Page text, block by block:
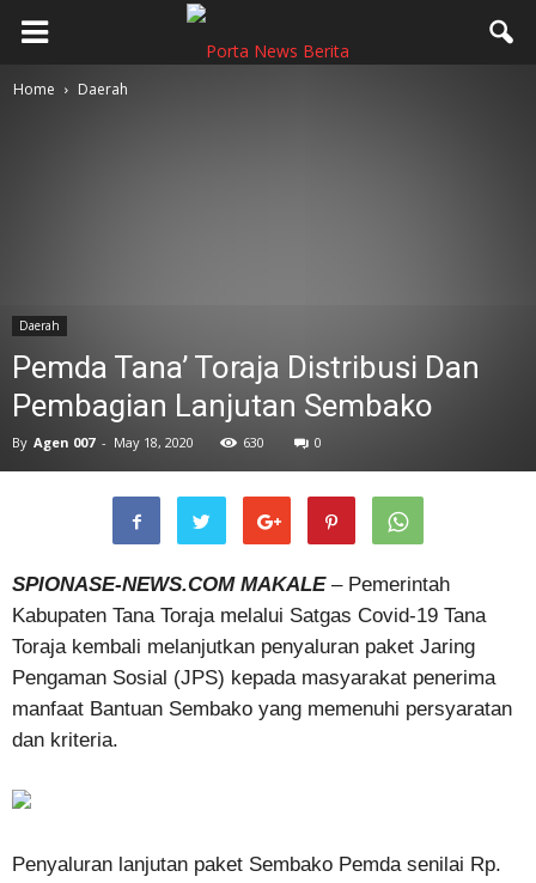
Home Daerah
Daerah
Pemda Tana’ Toraja Distribusi Dan
Pembagian Lanjutan Sembako
By Agen 007 - May 18, 2020 630 0
SPIONASE-NEWS.COM MAKALE– Pemerintah
Kabupaten Tana Toraja melalui Satgas Covid-19 Tana
Toraja kembali melanjutkan penyaluran paket Jaring
Pengaman Sosial (JPS) kepada masyarakat penerima
manfaat Bantuan Sembako yang memenuhi persyaratan
dan kriteria.
Penyaluran lanjutan paket Sembako Pemda senilai Rp.